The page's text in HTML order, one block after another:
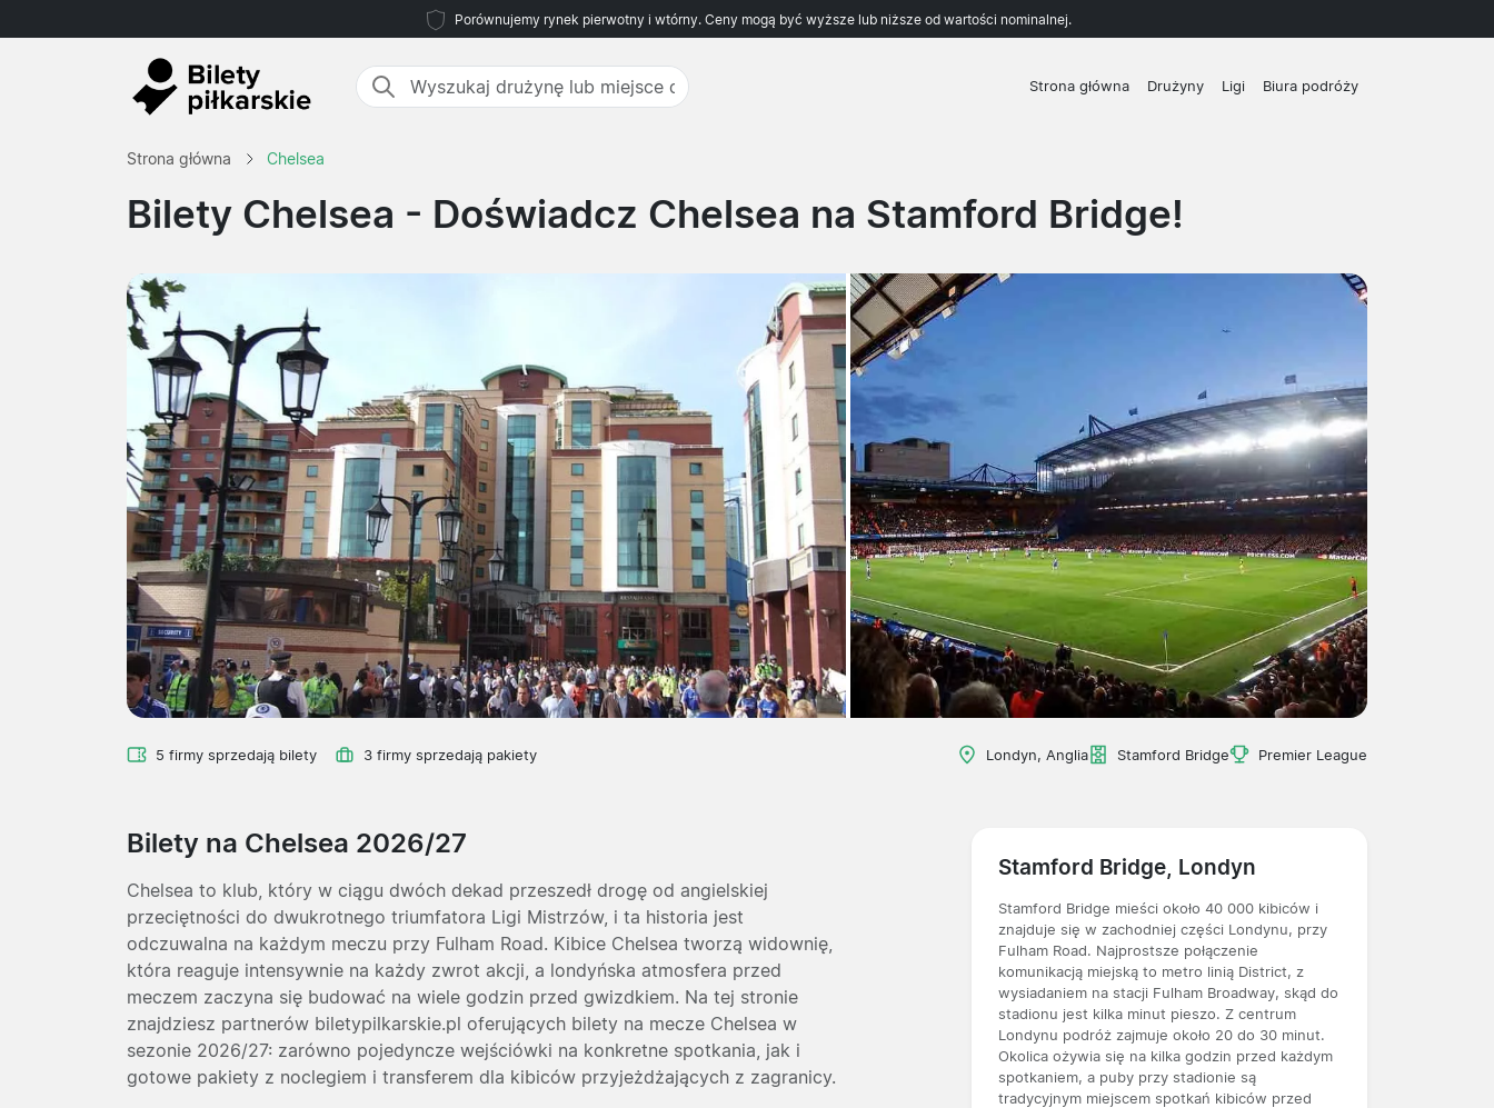
Porównujemy rynek pierwotny i wtórny. Ceny mogą być wyższe lub niższe od wartości nominalnej.
Strona główna Drużyny Ligi Biura podróży
Strona główna Chelsea
Bilety Chelsea - Doświadcz Chelsea na Stamford Bridge!
5 firmy sprzedają bilety 3 firmy sprzedają pakiety Londyn, Anglia Stamford Bridge Premier League
Bilety na Chelsea 2026/27
Chelsea to klub, który w ciągu dwóch dekad przeszedł drogę od angielskiej
przeciętności do dwukrotnego triumfatora Ligi Mistrzów, i ta historia jest
odczuwalna na każdym meczu przy Fulham Road. Kibice Chelsea tworzą widownię,
która reaguje intensywnie na każdy zwrot akcji, a londyńska atmosfera przed
meczem zaczyna się budować na wiele godzin przed gwizdkiem. Na tej stronie
znajdziesz partnerów biletypilkarskie.pl oferujących bilety na mecze Chelsea w
sezonie 2026/27: zarówno pojedyncze wejściówki na konkretne spotkania, jak i
gotowe pakiety z noclegiem i transferem dla kibiców przyjeżdżających z zagranicy.
Stamford Bridge, Londyn
Stamford Bridge mieści około 40 000 kibiców i
znajduje się w zachodniej części Londynu, przy
Fulham Road. Najprostsze połączenie
komunikacją miejską to metro linią District, z
wysiadaniem na stacji Fulham Broadway, skąd do
stadionu jest kilka minut pieszo. Z centrum
Londynu podróż zajmuje około 20 do 30 minut.
Okolica ożywia się na kilka godzin przed każdym
spotkaniem, a puby przy stadionie są
tradycyjnym miejscem spotkań kibiców przed